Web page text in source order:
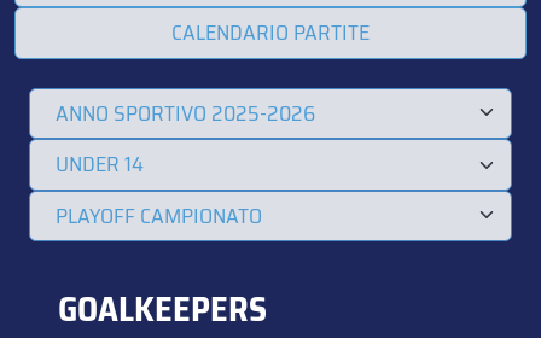
CALENDARIO PARTITE
GOALKEEPERS